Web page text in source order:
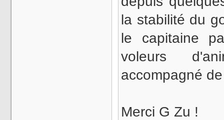
la stabilité du
le capitaine
voleurs
accompagné
Merci G Zu !